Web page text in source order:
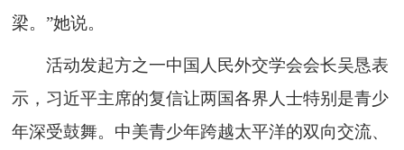
梁。”她说。
活动发起方之一中国人民外交学会会长吴恳表
示，习近平主席的复信让两国各界人士特别是青少
年深受鼓舞。中美青少年跨越太平洋的双向交流、